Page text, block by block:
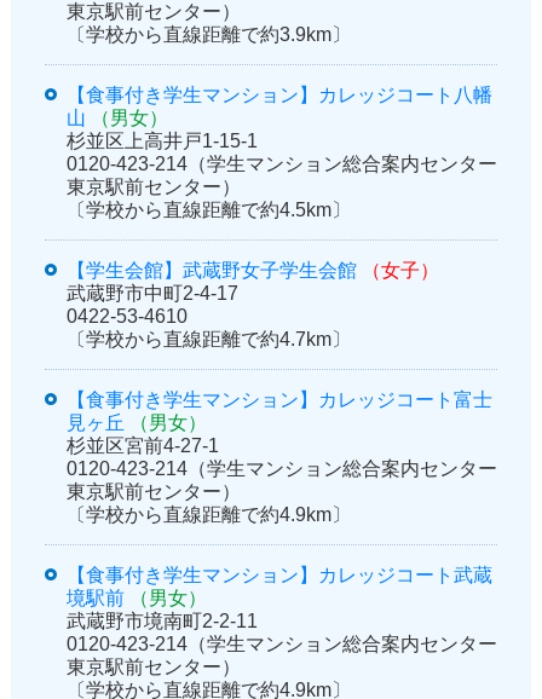
東京駅前センター）
〔学校から直線距離で約3.9km〕
【食事付き学生マンション】カレッジコート八幡
山
（男女）
杉並区上高井戸1-15-1
0120-423-214（学生マンション総合案内センター
東京駅前センター）
〔学校から直線距離で約4.5km〕
【学生会館】武蔵野女子学生会館
（女子）
武蔵野市中町2-4-17
0422-53-4610
〔学校から直線距離で約4.7km〕
【食事付き学生マンション】カレッジコート富士
見ヶ丘
（男女）
杉並区宮前4-27-1
0120-423-214（学生マンション総合案内センター
東京駅前センター）
〔学校から直線距離で約4.9km〕
【食事付き学生マンション】カレッジコート武蔵
境駅前
（男女）
武蔵野市境南町2-2-11
0120-423-214（学生マンション総合案内センター
東京駅前センター）
〔学校から直線距離で約4.9km〕